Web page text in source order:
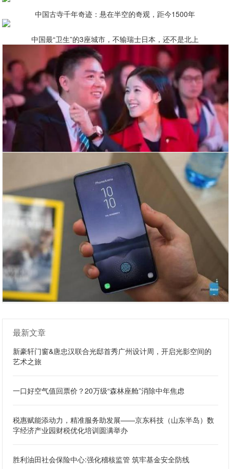
中国古寺千年奇迹：悬在半空的奇观，距今1500年
中国最“卫生”的3座城市，不输瑞士日本，还不是北上
最新文章
新豪轩门窗&唐忠汉联合光邸首秀广州设计周，开启光影空间的
艺术之旅
一口好空气值回票价？20万级“森林座舱”消除中年焦虑
税惠赋能添动力，精准服务助发展——京东科技（山东半岛）数
字经济产业园财税优化培训圆满举办
胜利油田社会保险中心:强化稽核监管 筑牢基金安全防线